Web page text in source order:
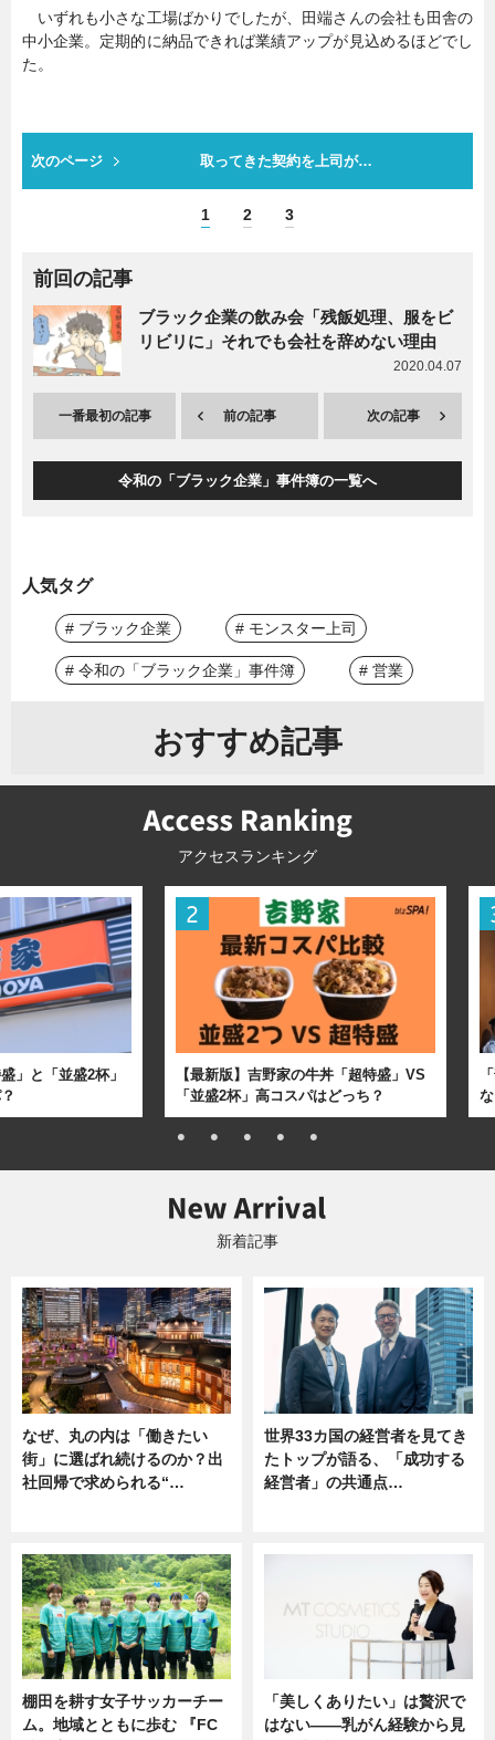
いずれも小さな工場ばかりでしたが、田端さんの会社も田舎の
中小企業。定期的に納品できれば業績アップが見込めるほどでし
た。
次のページ 取ってきた契約を上司が…
1 2 3
前回の記事
ブラック企業の飲み会「残飯処理、服をビ
リビリに」それでも会社を辞めない理由
2020.04.07
一番最初の記事 前の記事 次の記事
令和の「ブラック企業」事件簿の一覧へ
人気タグ
# ブラック企業 # モンスター上司
# 令和の「ブラック企業」事件簿 # 営業
おすすめ記事
アクセスランキング
」と「並盛2杯」
【最新版】吉野家の牛丼「超特盛」VS
「並盛2杯」高コスパはどっち？
新着記事
なぜ、丸の内は「働きたい
街」に選ばれ続けるのか？出
社回帰で求められる“…
世界33カ国の経営者を見てき
たトップが語る、「成功する
経営者」の共通点…
棚田を耕す女子サッカーチー
ム。地域とともに歩む 『FC
「美しくありたい」は贅沢で
はない――乳がん経験から見